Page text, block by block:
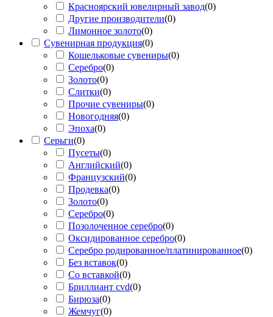
Красноярский ювелирный завод(0)
Другие производители(0)
Лимонное золото(0)
Сувенирная продукция(0)
Кошельковые сувениры(0)
Серебро(0)
Золото(0)
Слитки(0)
Прочие сувениры(0)
Новогодняя(0)
Эпоха(0)
Серьги(0)
Пусеты(0)
Английский(0)
Французский(0)
Продевка(0)
Золото(0)
Серебро(0)
Позолоченное серебро(0)
Оксидированное серебро(0)
Серебро родированное/платинированное(0)
Без вставок(0)
Со вставкой(0)
Бриллиант cvd(0)
Бирюза(0)
Жемчуг(0)